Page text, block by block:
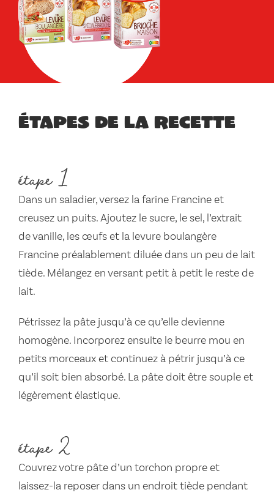
Étapes de la recette
étape 1
Dans un saladier, versez la farine Francine et
creusez un puits. Ajoutez le sucre, le sel, l’extrait
de vanille, les œufs et la levure boulangère
Francine préalablement diluée dans un peu de lait
tiède. Mélangez en versant petit à petit le reste de
lait.
Pétrissez la pâte jusqu’à ce qu’elle devienne
homogène. Incorporez ensuite le beurre mou en
petits morceaux et continuez à pétrir jusqu’à ce
qu’il soit bien absorbé. La pâte doit être souple et
légèrement élastique.
étape 2
Couvrez votre pâte d’un torchon propre et
laissez-la reposer dans un endroit tiède pendant